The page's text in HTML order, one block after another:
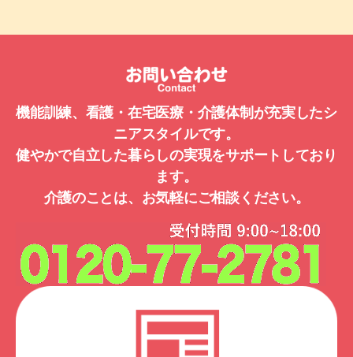
機能訓練、看護・在宅医療・介護体制が充実したシ
ニアスタイルです。
健やかで自立した暮らしの実現をサポートしており
ます。
介護のことは、お気軽にご相談ください。